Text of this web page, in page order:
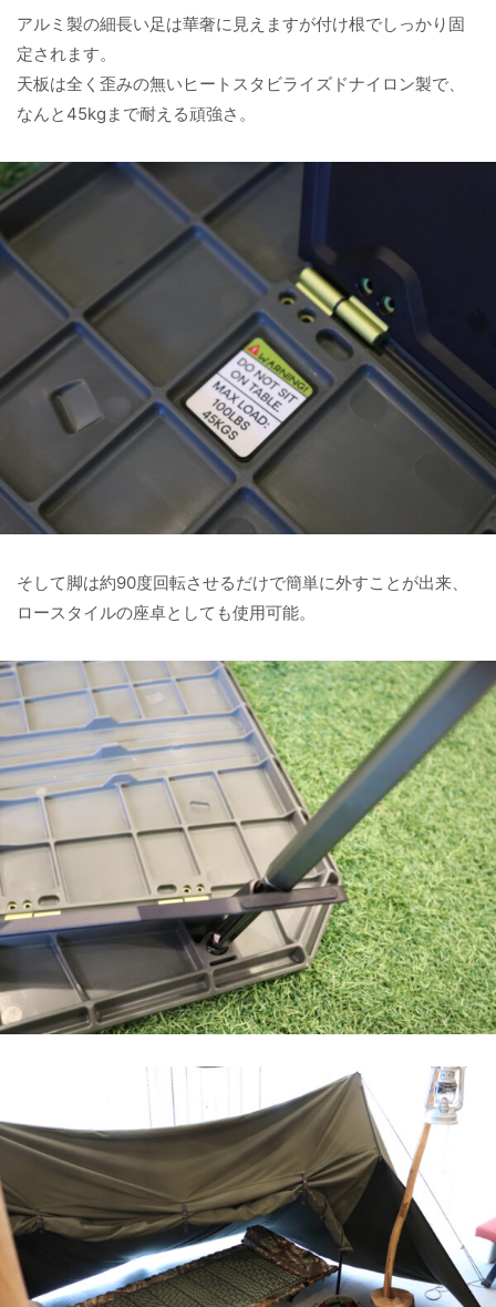
アルミ製の細長い足は華奢に見えますが付け根でしっかり固
定されます。
天板は全く歪みの無いヒートスタビライズドナイロン製で、
なんと45kgまで耐える頑強さ。
そして脚は約90度回転させるだけで簡単に外すことが出来、
ロースタイルの座卓としても使用可能。